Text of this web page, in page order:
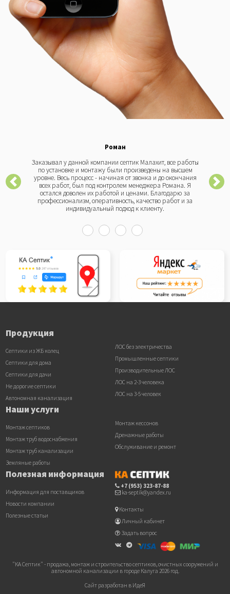
Роман
Заказывал у данной компании септик Малахит, все работы
по установке и монтажу были произведены на высшем
уровне. Весь процесс - начиная от звонка и до окончания
всех работ, был под контролем менеджера Романа. Я
остался доволен их работой и ценами. Благодарю за
профессионализм, оперативность, качество работ и за
индивидуальный подход к клиенту.
Продукция
Септики из ЖБ колец
Септики для дома
Септики для дачи
Не дорогие септики
Автономная канализация
ЛОС без электричества
Промышленные септики
Производительные ЛОС
ЛОС на 2-3 человека
ЛОС на 3-5 человек
Наши услуги
Монтаж септиков
Монтаж труб водоснабжения
Монтаж труб канализации
Земляные работы
Монтаж кессонов
Дренажные работы
Обслуживание и ремонт
Полезная информация
Информация для поставщиков
Новости компании
Полезные статьи
+7 (953) 323-87-88
ka-septik@yandex.ru
Контакты
Личный кабинет
Задать вопрос
"КА Септик" - продажа, монтаж и строительство септиков, очистных сооружений и
автономной канализации в городе Калуга 2026 год.
Сайт разработан в ИдеЯ